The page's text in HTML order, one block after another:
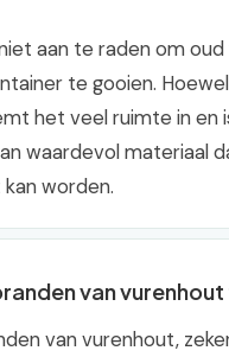
aan te raden om
te gooien.
het veel ruimte in en
waardevol materiaal
worden.
van
van vurenhout,